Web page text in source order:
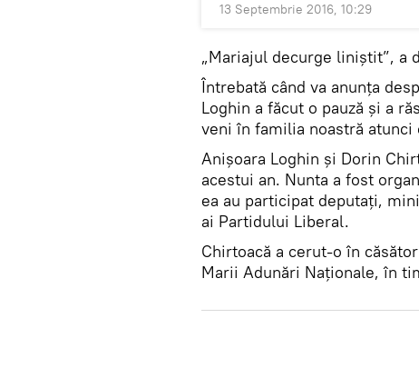
13 Septembrie 2016, 10:29
„Mariajul decurge liniştit”, a
Întrebată când va anunţa
Loghin a făcut o pauză şi a
veni în familia noastră atunci
Anişoara Loghin şi Dorin
acestui an. Nunta a fost
ea au participat deputaţi,
ai Partidului Liberal.
Chirtoacă a cerut-o în
Marii Adunări Naţionale, în